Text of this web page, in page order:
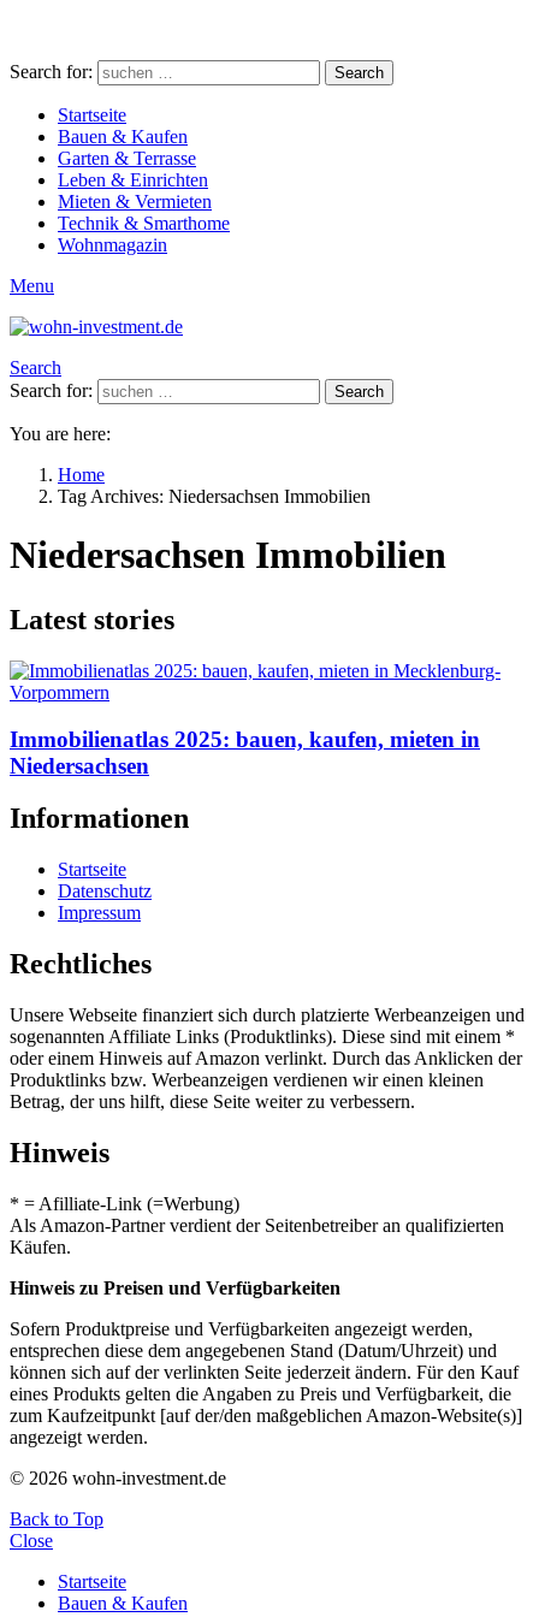
Search for: Search
Startseite
Bauen & Kaufen
Garten & Terrasse
Leben & Einrichten
Mieten & Vermieten
Technik & Smarthome
Wohnmagazin
Menu
Search
Search for:
Search
You are here:
Home
Tag Archives: Niedersachsen Immobilien
Niedersachsen Immobilien
Latest stories
Immobilienatlas 2025: bauen, kaufen, mieten in
Niedersachsen
Informationen
Startseite
Datenschutz
Impressum
Rechtliches
Unsere Webseite finanziert sich durch platzierte Werbeanzeigen und
sogenannten Affiliate Links (Produktlinks). Diese sind mit einem *
oder einem Hinweis auf Amazon verlinkt. Durch das Anklicken der
Produktlinks bzw. Werbeanzeigen verdienen wir einen kleinen
Betrag, der uns hilft, diese Seite weiter zu verbessern.
Hinweis
* = Afilliate-Link (=Werbung)
Als Amazon-Partner verdient der Seitenbetreiber an qualifizierten
Käufen.
Hinweis zu Preisen und Verfügbarkeiten
Sofern Produktpreise und Verfügbarkeiten angezeigt werden,
entsprechen diese dem angegebenen Stand (Datum/Uhrzeit) und
können sich auf der verlinkten Seite jederzeit ändern. Für den Kauf
eines Produkts gelten die Angaben zu Preis und Verfügbarkeit, die
zum Kaufzeitpunkt [auf der/den maßgeblichen Amazon-Website(s)]
angezeigt werden.
© 2026 wohn-investment.de
Back to Top
Close
Startseite
Bauen & Kaufen